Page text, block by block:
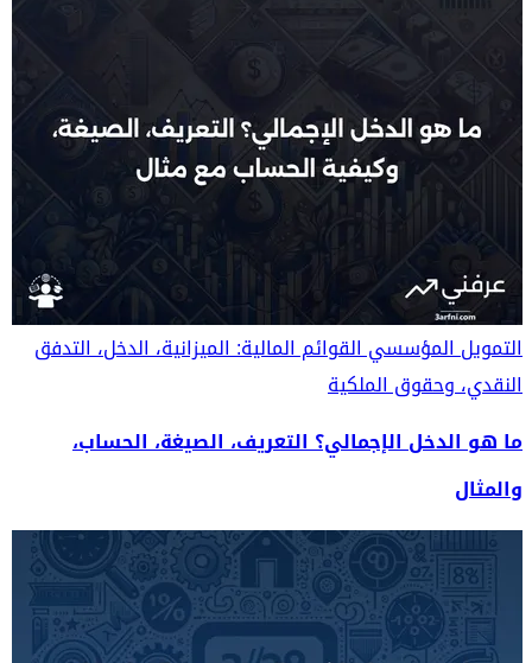
التمويل المؤسسيالقوائم المالية: الميزانية، الدخل، التدفق
النقدي، وحقوق الملكية
ما هو الدخل الإجمالي؟ التعريف، الصيغة، الحساب،
والمثال